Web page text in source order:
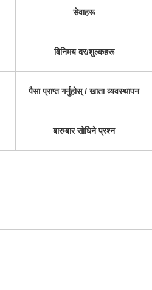
सेवाहरू
विनिमय दर/शुल्कहरू
पैसा प्राप्त गर्नुहोस् / खाता व्यवस्थापन
बारम्बार सोधिने प्रश्न